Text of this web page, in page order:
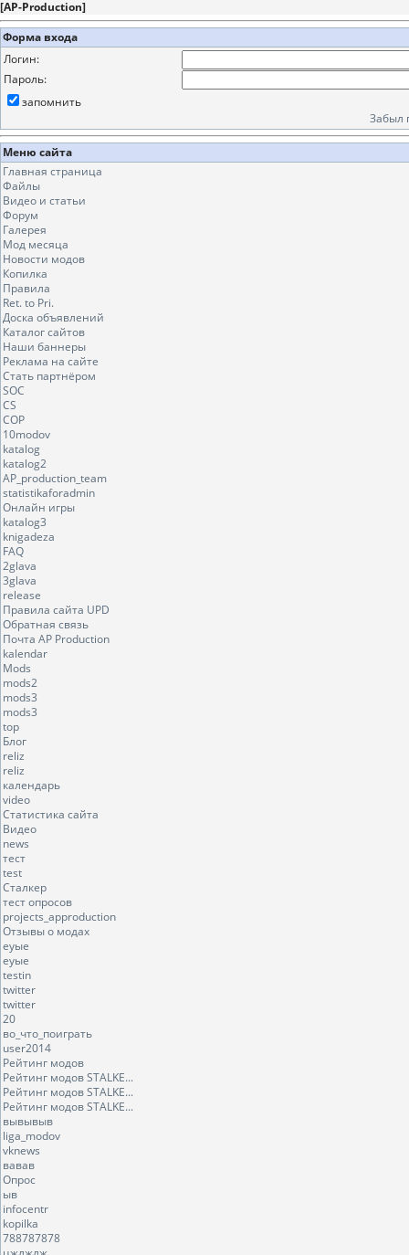
[AP-Production]
Форма входа
Логин:
Пароль:
запомнить
Забыл
Меню сайта
Главная страница
Файлы
Видео и статьи
Форум
Галерея
Мод месяца
Новости модов
Копилка
Правила
Ret. to Pri.
Доска объявлений
Каталог сайтов
Наши баннеры
Реклама на сайте
Стать партнёром
SOC
CS
COP
10modov
katalog
katalog2
AP_production_team
statistikaforadmin
Онлайн игры
katalog3
knigadeza
FAQ
2glava
3glava
release
Правила сайта UPD
Обратная связь
Почта AP Production
kalendar
Mods
mods2
mods3
mods3
top
Блог
reliz
reliz
календарь
video
Статистика сайта
Видео
news
тест
test
Сталкер
тест опросов
projects_approduction
Отзывы о модах
еуые
еуые
testin
twitter
twitter
20
во_что_поиграть
user2014
Рейтинг модов
Рейтинг модов STALKE...
Рейтинг модов STALKE...
Рейтинг модов STALKE...
вывывыв
liga_modov
vknews
вавав
Опрос
ыв
infocentr
kopilka
788787878